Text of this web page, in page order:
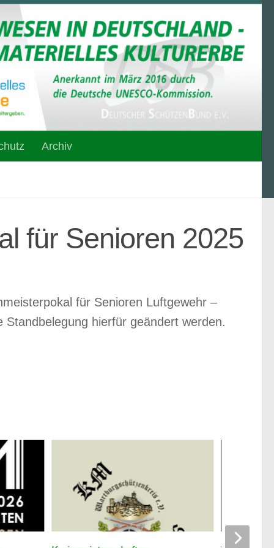
Archiv
für Senioren 2025
für Senioren Luftgewehr –
hierfür geändert werden.